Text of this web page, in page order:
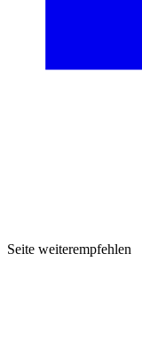
Seite weiterempfehlen